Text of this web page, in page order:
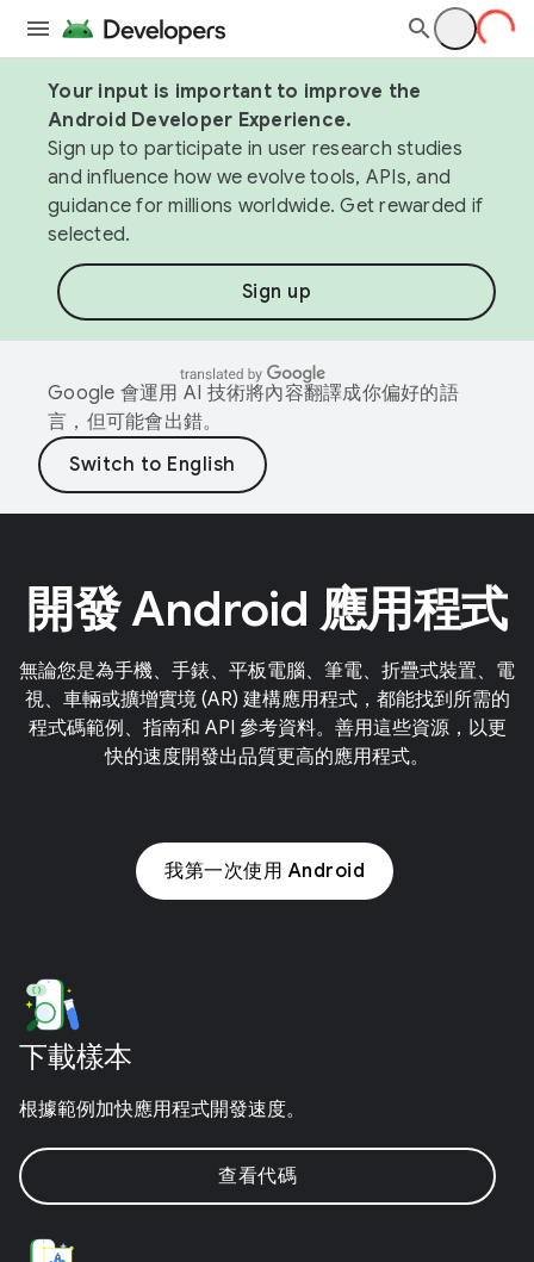
Your input is important to improve the
Android Developer Experience.
Sign up to participate in user research studies
and influence how we evolve tools, APIs, and
guidance for millions worldwide. Get rewarded if
selected.
Sign up
Google 會運用 AI 技術將內容翻譯成你偏好的語
言，但可能會出錯。
開發 Android 應用程式
無論您是為手機、手錶、平板電腦、筆電、折疊式裝置、電
視、車輛或擴增實境 (AR) 建構應用程式，都能找到所需的
程式碼範例、指南和 API 參考資料。善用這些資源，以更
快的速度開發出品質更高的應用程式。
我第一次使用 Android
下載樣本
根據範例加快應用程式開發速度。
查看代碼